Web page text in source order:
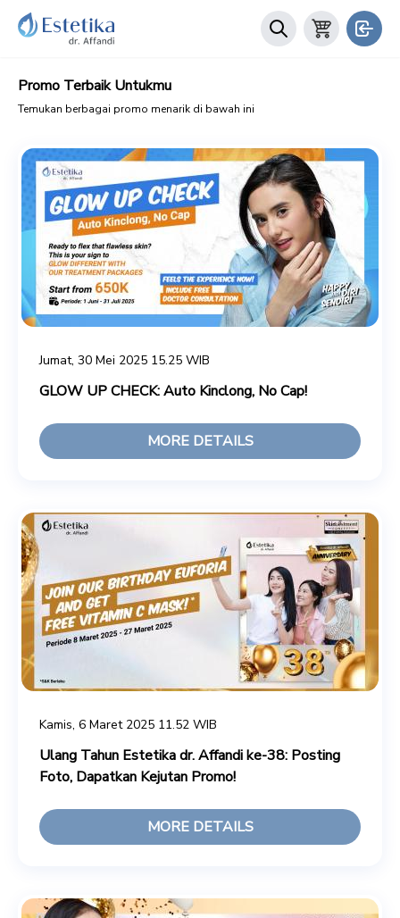
Promo Terbaik Untukmu
Temukan berbagai promo menarik di bawah ini
Jumat, 30 Mei 2025 15.25 WIB
GLOW UP CHECK: Auto Kinclong, No Cap!
MORE DETAILS
Kamis, 6 Maret 2025 11.52 WIB
Ulang Tahun Estetika dr. Affandi ke-38: Posting
Foto, Dapatkan Kejutan Promo!
MORE DETAILS